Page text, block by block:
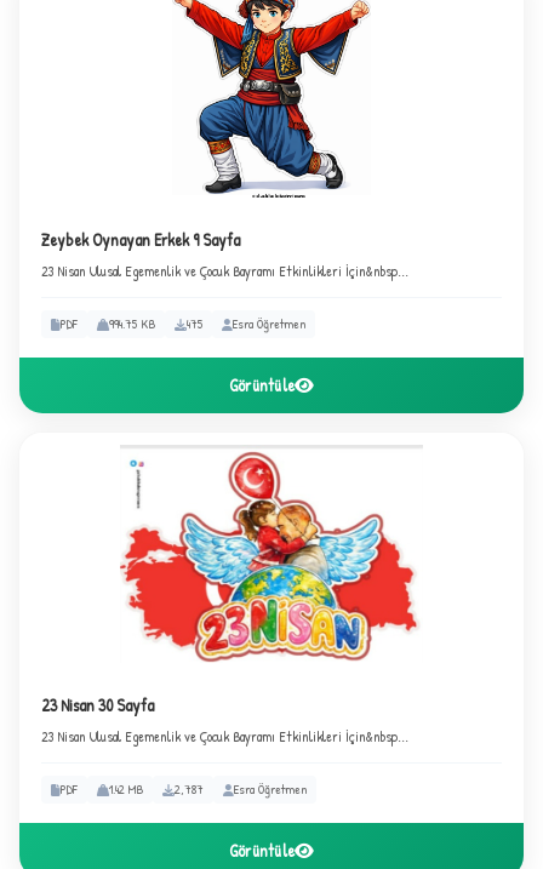
✦
Zeybek Oynayan Erkek 9 Sayfa
23 Nisan Ulusal Egemenlik ve Çocuk Bayramı Etkinlikleri İçin&nbsp...
PDF 994.75 KB 475 Esra Öğretmen
Görüntüle
23 Nisan 30 Sayfa
23 Nisan Ulusal Egemenlik ve Çocuk Bayramı Etkinlikleri İçin&nbsp...
PDF 1.42 MB 2,787 Esra Öğretmen
Görüntüle